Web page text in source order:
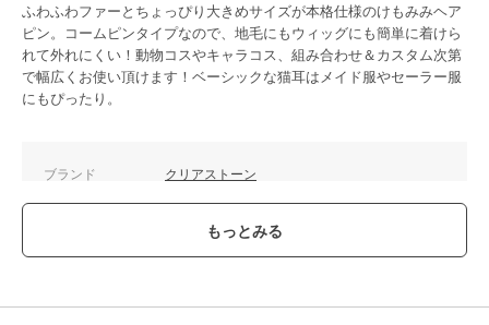
ふわふわファーとちょっぴり大きめサイズが本格仕様のけもみみヘア
ピン。コームピンタイプなので、地毛にもウィッグにも簡単に着けら
れて外れにくい！動物コスやキャラコス、組み合わせ＆カスタム次第
で幅広くお使い頂けます！ベーシックな猫耳はメイド服やセーラー服
にもぴったり。
ブランド クリアストーン
ショップ Maris Japan
その他ファッション
（仮装）・パーティグッズ